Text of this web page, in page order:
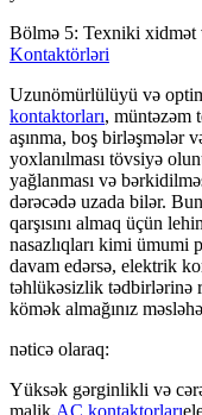
Bölmə 5: Texniki xidmət
Kontaktörləri
Uzunömürlülüyü və
kontaktorları, müntəzəm
aşınma, boş birləşmələr
yoxlanılması tövsiyə
yağlanması və
dərəcədə uzada bilər.
qarşısını almaq üçün
nasazlıqları kimi
davam edərsə, elektrik
təhlükəsizlik tədbirlərinə
kömək almağınız
nəticə olaraq:
Yüksək gərginlikli və
malik,AC kontaktorları